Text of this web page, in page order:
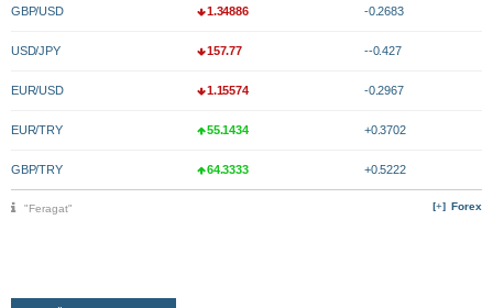
GBP/USD 1.34886 -0.2683
USD/JPY 157.77 --0.427
EUR/USD 1.15574 -0.2967
EUR/TRY 55.1434 +0.3702
GBP/TRY 64.3333 +0.5222
Forex
"Feragat"